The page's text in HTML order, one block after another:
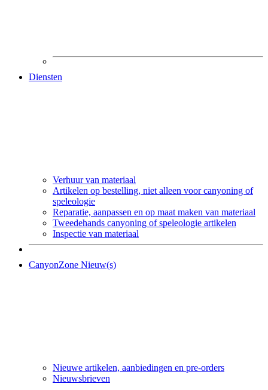
Diensten
Verhuur van materiaal
Artikelen op bestelling, niet alleen voor canyoning of
speleologie
Reparatie, aanpassen en op maat maken van materiaal
Tweedehands canyoning of speleologie artikelen
Inspectie van materiaal
CanyonZone Nieuw(s)
Nieuwe artikelen, aanbiedingen en pre-orders
Nieuwsbrieven